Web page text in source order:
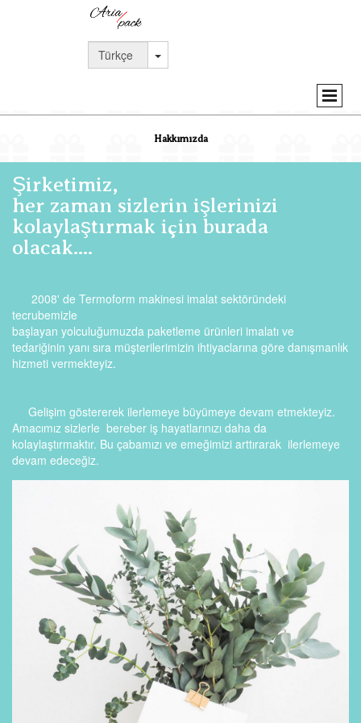
Hakkımızda
Şirketimiz,
her zaman sizlerin işlerinizi
kolaylaştırmak için burada
olacak....
2008' de Termoform makinesi imalat sektöründeki
tecrubemizle
başlayan yolculuğumuzda paketleme ürünleri imalatı ve
tedariğinin yanı sıra müşterilerimizin ihtiyaclarına göre danışmanlık
hizmeti vermekteyiz.
Gelişim göstererek ilerlemeye büyümeye devam etmekteyiz.
Amacımız sizlerle bereber iş hayatlarınızı daha da
kolaylaştırmaktır. Bu çabamızı ve emeğimizi arttırarak ilerlemeye
devam edeceğiz.